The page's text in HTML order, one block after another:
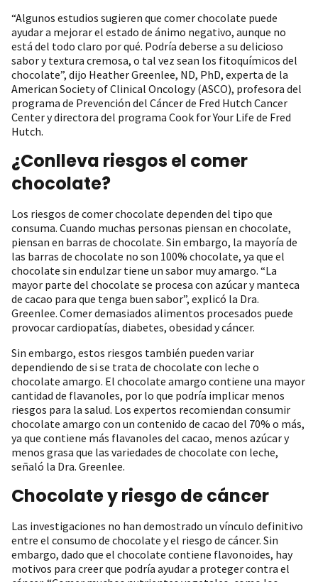
“Algunos estudios sugieren que comer chocolate puede
ayudar a mejorar el estado de ánimo negativo, aunque no
está del todo claro por qué. Podría deberse a su delicioso
sabor y textura cremosa, o tal vez sean los fitoquímicos del
chocolate”, dijo Heather Greenlee, ND, PhD, experta de la
American Society of Clinical Oncology (ASCO), profesora del
programa de Prevención del Cáncer de Fred Hutch Cancer
Center y directora del programa Cook for Your Life de Fred
Hutch.
¿Conlleva riesgos el comer
chocolate?
Los riesgos de comer chocolate dependen del tipo que
consuma. Cuando muchas personas piensan en chocolate,
piensan en barras de chocolate. Sin embargo, la mayoría de
las barras de chocolate no son 100% chocolate, ya que el
chocolate sin endulzar tiene un sabor muy amargo. “La
mayor parte del chocolate se procesa con azúcar y manteca
de cacao para que tenga buen sabor”, explicó la Dra.
Greenlee. Comer demasiados alimentos procesados puede
provocar cardiopatías, diabetes, obesidad y cáncer.
Sin embargo, estos riesgos también pueden variar
dependiendo de si se trata de chocolate con leche o
chocolate amargo. El chocolate amargo contiene una mayor
cantidad de flavanoles, por lo que podría implicar menos
riesgos para la salud. Los expertos recomiendan consumir
chocolate amargo con un contenido de cacao del 70% o más,
ya que contiene más flavanoles del cacao, menos azúcar y
menos grasa que las variedades de chocolate con leche,
señaló la Dra. Greenlee.
Chocolate y riesgo de cáncer
Las investigaciones no han demostrado un vínculo definitivo
entre el consumo de chocolate y el riesgo de cáncer. Sin
embargo, dado que el chocolate contiene flavonoides, hay
motivos para creer que podría ayudar a proteger contra el